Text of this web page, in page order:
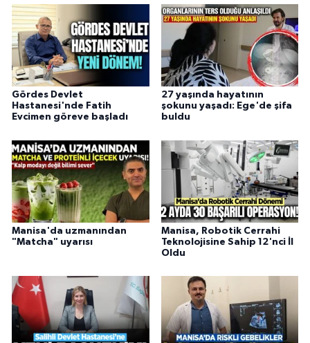
Gördes Devlet
Hastanesi'nde Fatih
Evcimen göreve başladı
27 yaşında hayatının
şokunu yaşadı: Ege'de şifa
buldu
Manisa'da uzmanından
"Matcha" uyarısı
Manisa, Robotik Cerrahi
Teknolojisine Sahip 12'nci İl
Oldu